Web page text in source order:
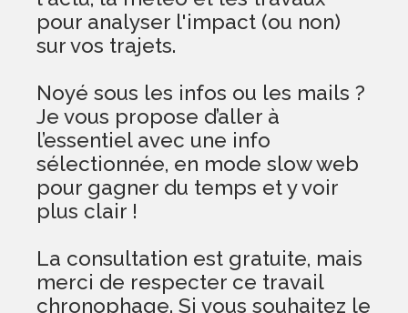
pour analyser l'impact (ou non)
sur vos trajets.
Noyé sous les infos ou les mails ?
Je vous propose d’aller à
l’essentiel avec une info
sélectionnée, en mode slow web
pour gagner du temps et y voir
plus clair !
La consultation est gratuite, mais
merci de respecter ce travail
chronophage. Si vous souhaitez le